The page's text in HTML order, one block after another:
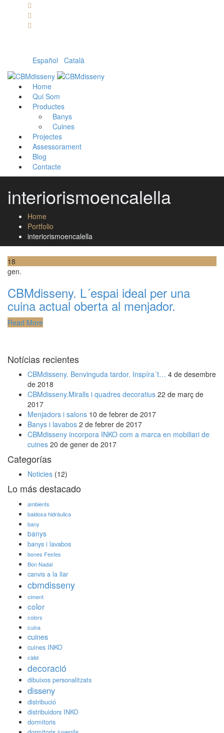
Español Català
Home
Qui Som
Productes
Banys
Cuines
Projectes
Assessorament
Blog
Contacte
interiorismoencalella
Home
Portfolio
interiorismoencalella
18
gen.
CBMdisseny. L´espai ideal per una
cuina actual oberta al menjador.
Read More
Notícias recientes
CBMdisseny. Benvinguda tardor. Inspíra´t… 4 de desembre
de 2018
CBMdisseny.Miralls i quadres decoratius 22 de març de
2017
Menjadors i salons 10 de febrer de 2017
Banys i lavabos 2 de febrer de 2017
CBMdisseny incorpora INKO com a marca en mobiliari de
cuines 20 de gener de 2017
Categorías
Noticies (12)
Lo más destacado
ambients
baldosa hidràulica
bany
banys
banys i lavabos
bones Festes
Bon Nadal
canvis a la llar
cbmdisseny
ciment
color
colors
cuina
cuines
cuines INKO
càlid
decoració
dibuixos personalitzats
disseny
distribució
distribuidors INKO
dormitoris